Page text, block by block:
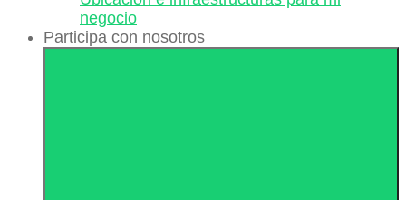
negocio
Participa con nosotros